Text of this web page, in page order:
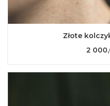
Złote
2